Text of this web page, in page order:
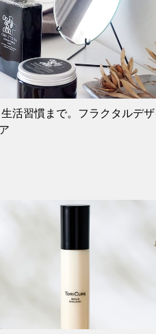
活習慣まで。フラクタルデ